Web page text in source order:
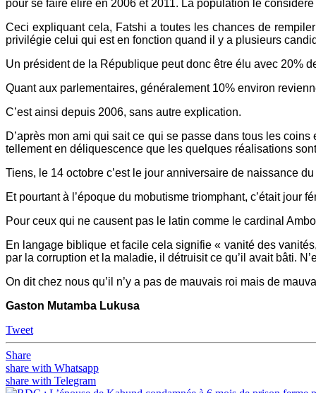
pour se faire élire en 2006 et 2011. La population le
Ceci expliquant cela, Fatshi a toutes les chances de
privilégie celui qui est en fonction quand il y a plusieurs
Un président de la République peut donc être élu avec 20%
Quant aux parlementaires, généralement 10% environ
C’est ainsi depuis 2006, sans autre explication.
D’après mon ami qui sait ce qui se passe dans tous les
tellement en déliquescence que les quelques réalisations
Tiens, le 14 octobre c’est le jour anniversaire de naissance
Et pourtant à l’époque du mobutisme triomphant, c’était
Pour ceux qui ne causent pas le latin comme le cardinal
En langage biblique et facile cela signifie « vanité des
par la corruption et la maladie, il détruisit ce qu’il avait bâti.
On dit chez nous qu’il n’y a pas de mauvais roi mais de
Gaston Mutamba Lukusa
Tweet
Share
share with Whatsapp
share with Telegram